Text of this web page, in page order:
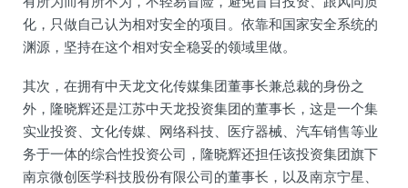
化，只做自己认为相对安全的项目。依靠和国家安全系统的
渊源，坚持在这个相对安全稳妥的领域里做。
其次，在拥有中天龙文化传媒集团董事长兼总裁的身份之
外，隆晓辉还是江苏中天龙投资集团的董事长，这是一个集
实业投资、文化传媒、网络科技、医疗器械、汽车销售等业
务于一体的综合性投资公司，隆晓辉还担任该投资集团旗下
南京微创医学科技股份有限公司的董事长，以及南京宁星、